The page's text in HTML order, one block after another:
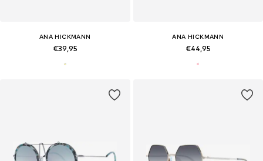
ANA HICKMANN
€39,95
ANA HICKMANN
€44,95